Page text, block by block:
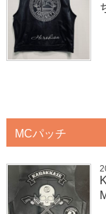
MCパッチ